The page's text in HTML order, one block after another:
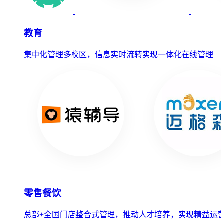
教育
集中化管理多校区，信息实时流转实现一体化在线管理
零售餐饮
总部+全国门店整合式管理，推动人才培养，实现精益运